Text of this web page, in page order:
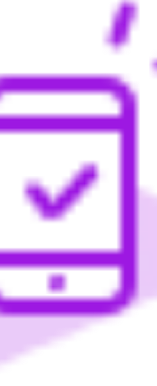
لولي الأمر
الحصول على المعلومات